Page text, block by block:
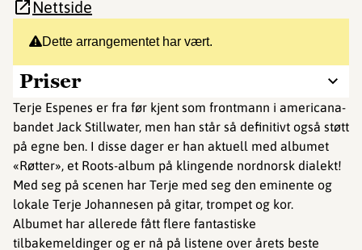
Dette arrangementet har vært.
Priser
Terje Espenes er fra før kjent som frontmann i americana-
bandet Jack Stillwater, men han står så definitivt også støtt
på egne ben. I disse dager er han aktuell med albumet
«Røtter», et Roots-album på klingende nordnorsk dialekt!
Med seg på scenen har Terje med seg den eminente og
lokale Terje Johannesen på gitar, trompet og kor.
Albumet har allerede fått flere fantastiske
tilbakemeldinger og er nå på listene over årets beste
Nettside